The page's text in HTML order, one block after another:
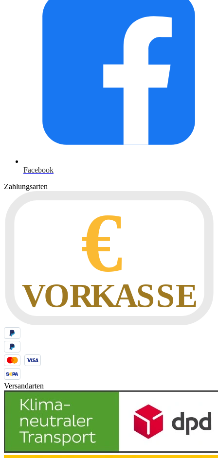
Facebook
Zahlungsarten
Versandarten